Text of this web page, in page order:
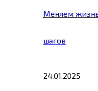
Меняем
шагов
24.01.2025